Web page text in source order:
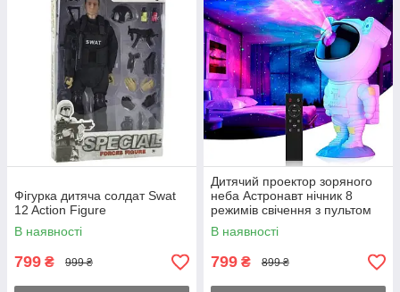
Фігурка дитяча солдат Swat
12 Action Figure
В наявності
799 ₴ 999 ₴
Дитячий проектор зоряного
неба Астронавт нічник 8
режимів свічення з пультом
(Білий)
В наявності
799 ₴ 899 ₴